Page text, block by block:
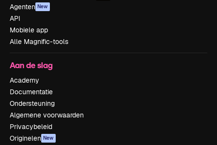
Agenten New
API
Mobiele app
Alle Magnific-tools
Aan de slag
Academy
Documentatie
Ondersteuning
Algemene voorwaarden
Privacybeleid
Originelen New